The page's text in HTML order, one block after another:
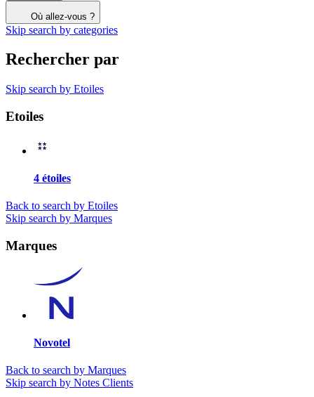
Où allez-vous ?
Skip search by categories
Rechercher par
Skip search by Etoiles
Etoiles
4 étoiles
Back to search by Etoiles
Skip search by Marques
Marques
Novotel
Back to search by Marques
Skip search by Notes Clients